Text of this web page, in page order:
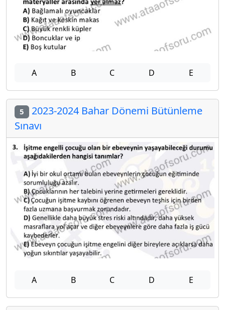
A B C D E
5 2023-2024 Bahar Dönemi Bütünleme
Sınavı
A B C D E